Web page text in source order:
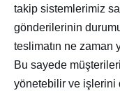
takip sistemlerimiz
gönderilerinin
teslimatın ne zaman
Bu sayede
yönetebilir ve işlerini